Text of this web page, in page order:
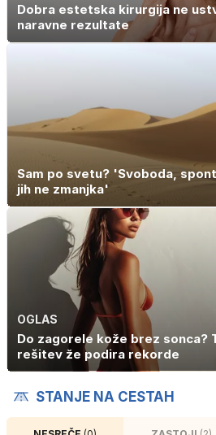
Dobra estetska kirurgija ne
naravne rezultate
Sam po svetu? 'Svoboda,
jih ne zmanjka'
OGLAS
Do zagorele kože brez sonca?
rešitev že podira rekorde
STANJE NA CESTAH